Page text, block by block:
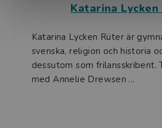
Katarina Lycken
Katarina Lycken Rüter är
svenska, religion och historia
dessutom som frilansskribent.
med Annelie Drewsen ...